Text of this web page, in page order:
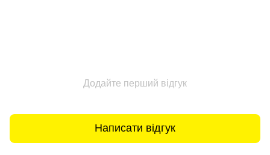
Додайте перший відгук
Написати відгук